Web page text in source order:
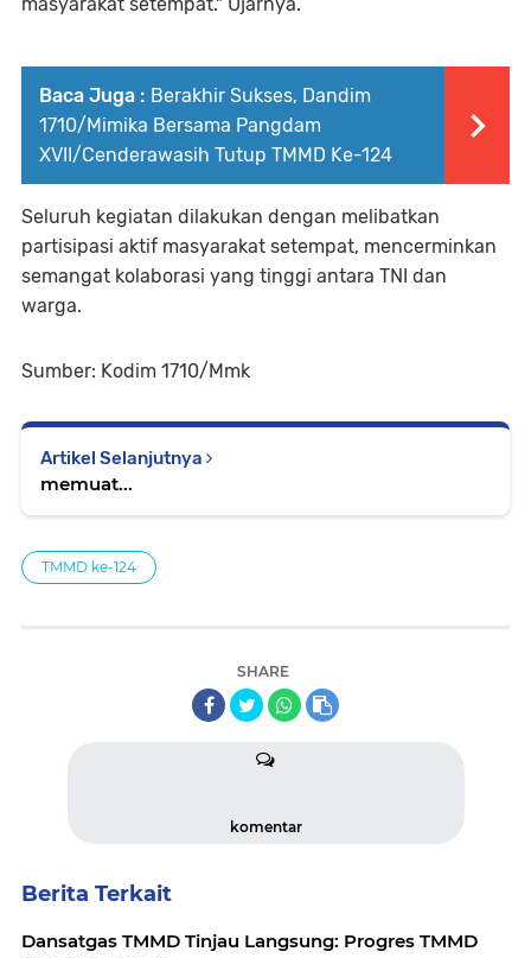
Baca Juga : Berakhir Sukses, Dandim
1710/Mimika Bersama Pangdam
XVII/Cenderawasih Tutup TMMD Ke-124
Seluruh kegiatan dilakukan dengan melibatkan
partisipasi aktif masyarakat setempat, mencerminkan
semangat kolaborasi yang tinggi antara TNI dan
warga.
Sumber: Kodim 1710/Mmk
Artikel Selanjutnya
memuat...
TMMD ke-124
SHARE
komentar
Berita Terkait
Dansatgas TMMD Tinjau Langsung: Progres TMMD